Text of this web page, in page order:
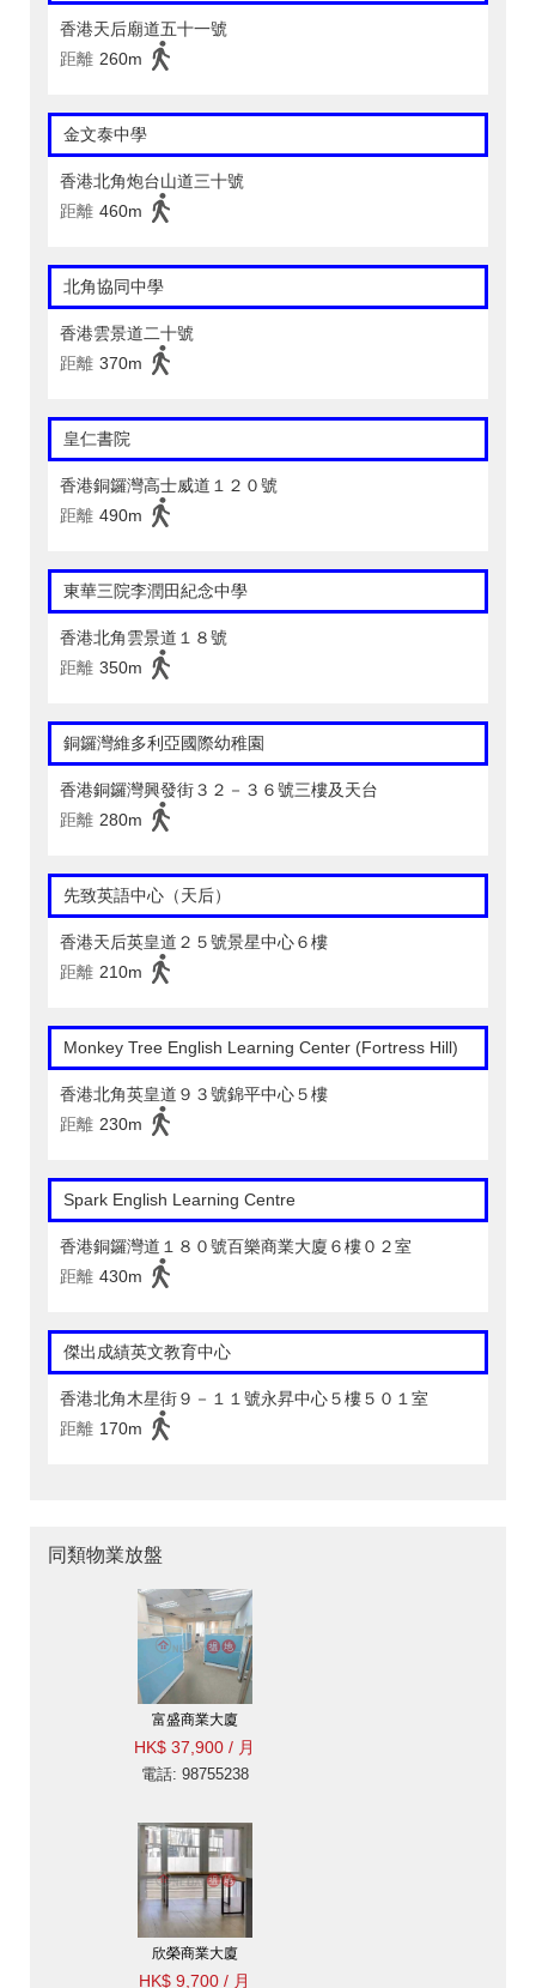
香港天后廟道五十一號
距離 260m
金文泰中學
香港北角炮台山道三十號
距離 460m
北角協同中學
香港雲景道二十號
距離 370m
皇仁書院
香港銅鑼灣高士威道１２０號
距離 490m
東華三院李潤田紀念中學
香港北角雲景道１８號
距離 350m
銅鑼灣維多利亞國際幼稚園
香港銅鑼灣興發街３２－３６號三樓及天台
距離 280m
先致英語中心（天后）
香港天后英皇道２５號景星中心６樓
距離 210m
Monkey Tree English Learning Center (Fortress Hill)
香港北角英皇道９３號錦平中心５樓
距離 230m
Spark English Learning Centre
香港銅鑼灣道１８０號百樂商業大廈６樓０２室
距離 430m
傑出成績英文教育中心
香港北角木星街９－１１號永昇中心５樓５０１室
距離 170m
同類物業放盤
富盛商業大廈
HK$ 37,900 / 月
電話: 98755238
欣榮商業大廈
HK$ 9,700 / 月